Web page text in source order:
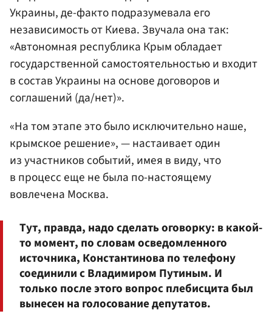
Украины, де-факто подразумевала его
независимость от Киева. Звучала она так:
«Автономная республика Крым обладает
государственной самостоятельностью и входит
в состав Украины на основе договоров и
соглашений (да/нет)».
«На том этапе это было исключительно наше,
крымское решение», — настаивает один
из участников событий, имея в виду, что
в процесс еще не была по-настоящему
вовлечена Москва.
Тут, правда, надо сделать оговорку: в какой-
то момент, по словам осведомленного
источника, Константинова по телефону
соединили с Владимиром Путиным. И
только после этого вопрос плебисцита был
вынесен на голосование депутатов.